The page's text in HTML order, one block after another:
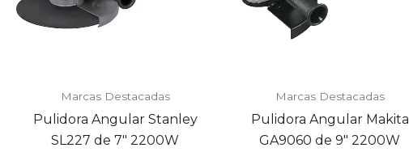
Marcas Destacadas
Pulidora Angular Stanley
SL227 de 7″ 2200W
Marcas Destacadas
Pulidora Angular Makita
GA9060 de 9″ 2200W